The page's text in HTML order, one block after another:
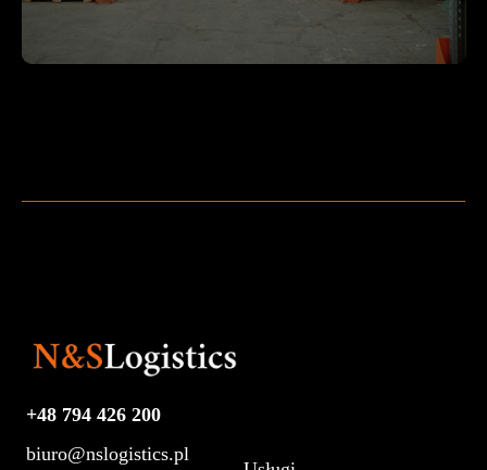
+48 794 426 200
biuro@nslogistics.pl